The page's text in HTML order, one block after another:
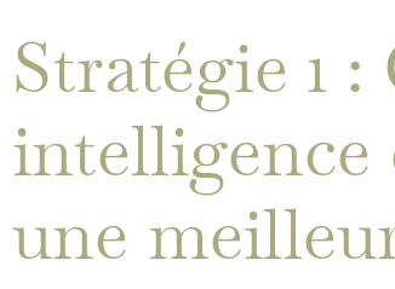
Stratégie 1
une